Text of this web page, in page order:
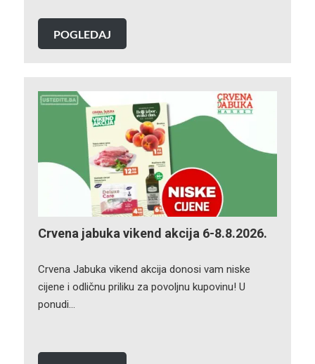
POGLEDAJ
Crvena jabuka vikend akcija 6-8.8.2026.
Crvena Jabuka vikend akcija donosi vam niske
cijene i odličnu priliku za povoljnu kupovinu! U
ponudi…